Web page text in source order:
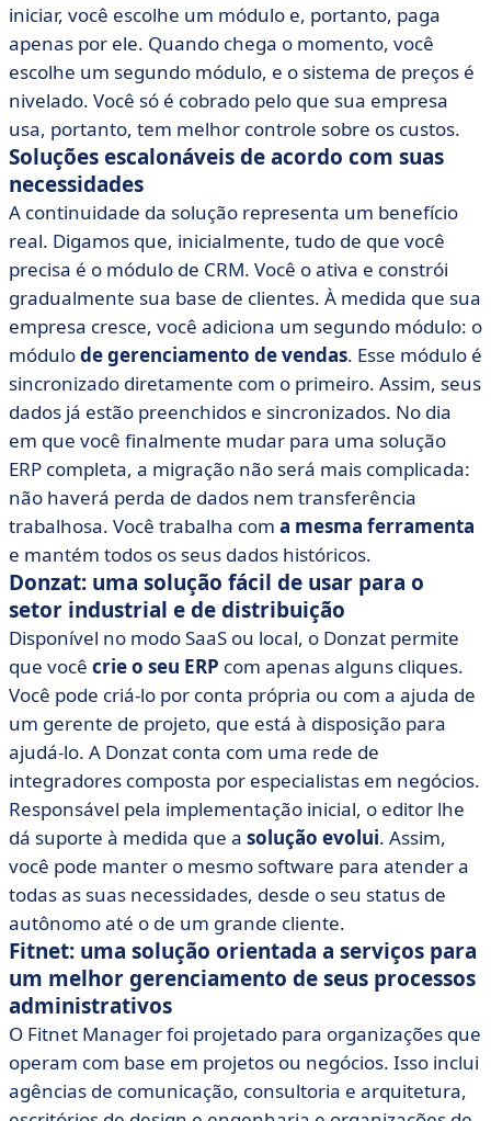
iniciar, você escolhe um módulo e, portanto, paga
apenas por ele. Quando chega o momento, você
escolhe um segundo módulo, e o sistema de preços é
nivelado. Você só é cobrado pelo que sua empresa
usa, portanto, tem melhor controle sobre os custos.
Soluções escalonáveis de acordo com suas
necessidades
A continuidade da solução representa um benefício
real. Digamos que, inicialmente, tudo de que você
precisa é o módulo de CRM. Você o ativa e constrói
gradualmente sua base de clientes. À medida que sua
empresa cresce, você adiciona um segundo módulo: o
módulode gerenciamento de vendas. Esse módulo é
sincronizado diretamente com o primeiro. Assim, seus
dados já estão preenchidos e sincronizados. No dia
em que você finalmente mudar para uma solução
ERP completa, a migração não será mais complicada:
não haverá perda de dados nem transferência
trabalhosa. Você trabalha com a mesma ferramenta
e mantém todos os seus dados históricos.
Donzat: uma solução fácil de usar para o
setor industrial e de distribuição
Disponível no modo SaaS ou local, o Donzat permite
que você crie o seu ERP com apenas alguns cliques.
Você pode criá-lo por conta própria ou com a ajuda de
um gerente de projeto, que está à disposição para
ajudá-lo. A Donzat conta com uma rede de
integradores composta por especialistas em negócios.
Responsável pela implementação inicial, o editor lhe
dá suporte à medida que a solução evolui. Assim,
você pode manter o mesmo software para atender a
todas as suas necessidades, desde o seu status de
autônomo até o de um grande cliente.
Fitnet: uma solução orientada a serviços para
um melhor gerenciamento de seus processos
administrativos
O Fitnet Manager foi projetado para organizações que
operam com base em projetos ou negócios. Isso inclui
agências de comunicação, consultoria e arquitetura,